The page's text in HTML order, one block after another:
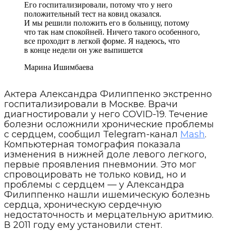
Его госпитализировали, потому что у него
положительный тест на ковид оказался.
И мы решили положить его в больницу, потому
что так нам спокойней. Ничего такого особенного,
все проходит в легкой форме. Я надеюсь, что
в конце недели он уже выпишется
Марина Ишимбаева
Актера Александра Филиппенко экстренно
госпитализировали в Москве. Врачи
диагностировали у него COVID-19. Течение
болезни осложнили хронические проблемы
с сердцем, сообщил Telegram-канал Mash.
Компьютерная томография показала
изменения в нижней доле левого легкого,
первые проявления пневмонии. Это мог
спровоцировать не только ковид, но и
проблемы с сердцем — у Александра
Филиппенко нашли ишемическую болезнь
сердца, хроническую сердечную
недостаточность и мерцательную аритмию.
В 2011 году ему установили стент.